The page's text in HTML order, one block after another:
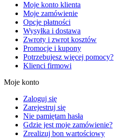
Moje konto klienta
Moje zamówienie
Opcje płatności
Wysyłka i dostawa
Zwroty i zwrot kosztów
Promocje i kupony
Potrzebujesz więcej pomocy?
Klienci firmowi
Moje konto
Zaloguj się
Zarejestruj się
Nie pamiętam hasła
Gdzie jest moje zamówienie?
Zrealizuj bon wartościowy